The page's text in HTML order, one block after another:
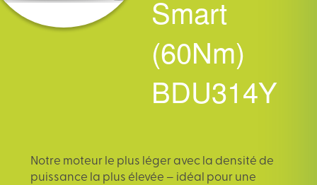
Smart
(60Nm)
BDU314Y
Notre moteur le plus léger avec la densité de
puissance la plus élevée – idéal pour une